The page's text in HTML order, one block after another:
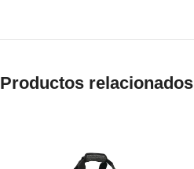
Productos relacionados